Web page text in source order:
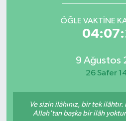
ÖĞLE VAKTINE
9 Ağustos
26 Safer
Ve sizin ilâhınız, bir tek ilâhtır.
Allah'tan başka bir ilâh
EĞİTİM
Süper Lig Puan Durumu
Tüm Manşetler
Haber Arşivi